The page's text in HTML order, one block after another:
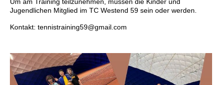
Jugendlichen Mitglied im TC Westend 59 sein oder werden.
Kontakt: tennistraining59@gmail.com